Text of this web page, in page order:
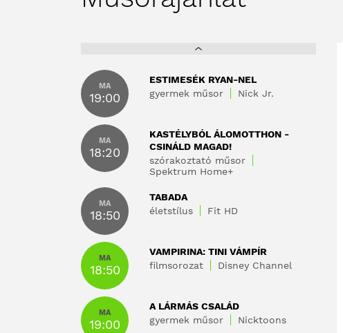
MA
19:00
ESTIMESÉK RYAN-NEL
gyermek műsor
Nick Jr.
MA
18:20
KASTÉLYBÓL ÁLOMOTTHON -
CSINÁLD MAGAD!
szórakoztató műsor
Spektrum Home+
MA
18:50
TABADA
életstílus
Fit HD
MA
18:50
VAMPIRINA: TINI VÁMPÍR
filmsorozat
Disney Channel
MA
19:00
A LÁRMÁS CSALÁD
gyermek műsor
Nicktoons